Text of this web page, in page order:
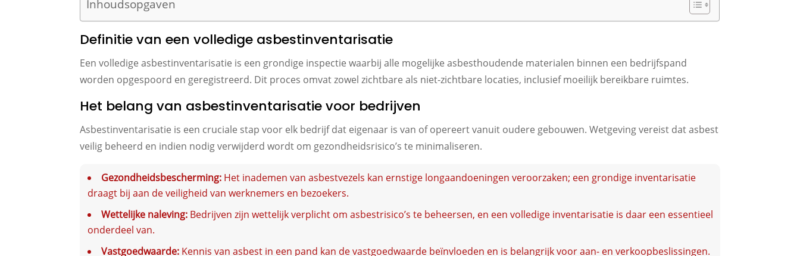
Inhoudsopgaven
Definitie van een volledige asbestinventarisatie
Een volledige asbestinventarisatie is een grondige inspectie waarbij alle mogelijke asbesthoudende materialen binnen een bedrijfspand
worden opgespoord en geregistreerd. Dit proces omvat zowel zichtbare als niet-zichtbare locaties, inclusief moeilijk bereikbare ruimtes.
Het belang van asbestinventarisatie voor bedrijven
Asbestinventarisatie is een cruciale stap voor elk bedrijf dat eigenaar is van of opereert vanuit oudere gebouwen. Wetgeving vereist dat asbest
veilig beheerd en indien nodig verwijderd wordt om gezondheidsrisico’s te minimaliseren.
Gezondheidsbescherming: Het inademen van asbestvezels kan ernstige longaandoeningen veroorzaken; een grondige inventarisatie
draagt bij aan de veiligheid van werknemers en bezoekers.
Wettelijke naleving: Bedrijven zijn wettelijk verplicht om asbestrisico’s te beheersen, en een volledige inventarisatie is daar een essentieel
onderdeel van.
Vastgoedwaarde: Kennis van asbest in een pand kan de vastgoedwaarde beïnvloeden en is belangrijk voor aan- en verkoopbeslissingen.